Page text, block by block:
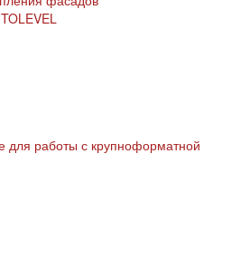
для работы с крупноформатной